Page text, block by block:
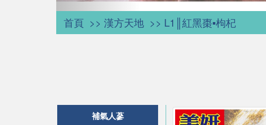
首頁 漢方天地 L1║紅黑棗▪枸杞
補氣人蔘